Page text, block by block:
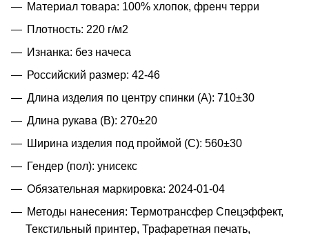
Материал товара: 100% хлопок, френч терри
Плотность: 220 г/м2
Изнанка: без начеса
Российский размер: 42-46
Длина изделия по центру спинки (A): 710±30
Длина рукава (B): 270±20
Ширина изделия под проймой (С): 560±30
Гендер (пол): унисекс
Обязательная маркировка: 2024-01-04
Методы нанесения: Термотрансфер Спецэффект,
Текстильный принтер, Трафаретная печать,